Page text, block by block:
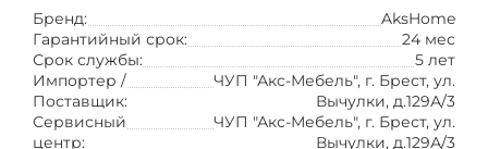
Бренд:
AksHome
Гарантийный срок:
24 мес
Срок службы:
5 лет
Импортер /
Поставщик:
ЧУП "Акс-Мебель", г. Брест, ул.
Вычулки, д.129А/3
Сервисный
центр:
ЧУП "Акс-Мебель", г. Брест, ул.
Вычулки, д.129А/3